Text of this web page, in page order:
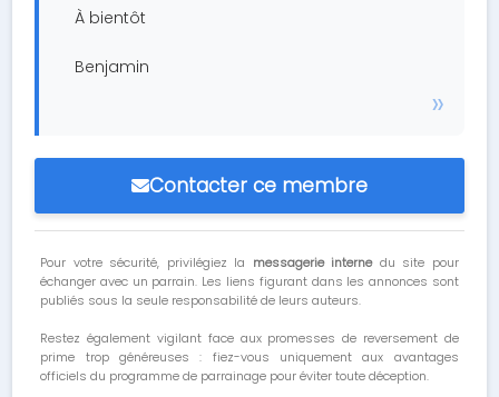
À bientôt
Benjamin
Contacter ce membre
Pour votre sécurité, privilégiez la messagerie internedu site pour
échanger avec un parrain. Les liens figurant dans les annonces sont
publiés sous la seule responsabilité de leurs auteurs.
Restez également vigilant face aux promesses de reversement de
prime trop généreuses : fiez-vous uniquement aux avantages
officiels du programme de parrainage pour éviter toute déception.